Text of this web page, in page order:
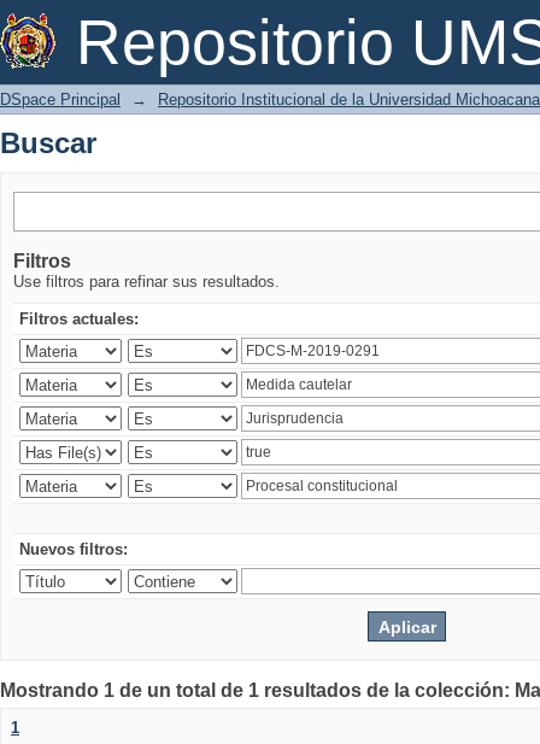
Repositorio
Buscar
DSpace Principal → Repositorio Institucional de la Universidad
Buscar
Filtros
Use filtros para refinar sus resultados.
Filtros actuales:
Nuevos filtros:
Mostrando 1 de un total de 1 resultados de la colección:
1